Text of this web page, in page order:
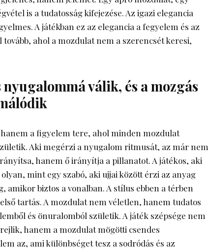
is a tudatosság kifejezése. Az igazi elegancia
A játékban ez az elegancia a fegyelem és az
ahol a mozdulat nem a szerencsét keresi,
válik, és a mozgás
a figyelem tere, ahol minden mozdulat
Aki megérzi a nyugalom ritmusát, az már nem
hanem ő irányítja a pillanatot. A játékos, aki
mint egy szabó, aki ujjai között érzi az anyag
amikor biztos a vonalban. A stílus ebben a térben
tartás. A mozdulat nem véletlen, hanem tudatos
és önuralomból születik. A játék szépsége nem
hanem a mozdulat mögötti csendes
az, ami különbséget tesz a sodródás és az